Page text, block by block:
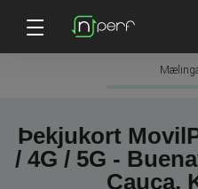
Þekjukort
/ 4G / 5G -
Cauca,